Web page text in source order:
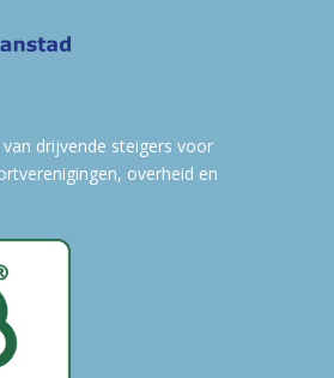
drijvende steigers voor
overheid en